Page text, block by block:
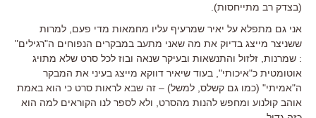
(בצדק רב מתייחסות).
אני גם מתפלא על יאיר שמרעיף עליו מחמאות מדי פעם, למרות
ששניצר מייצג בדיוק את מה שאני מתעב במבקרים הנפוחים ה"רגילים"
: שמרנות, זלזול והתנשאות ובעיקר שנאה ובוז לכל סרט שלא מתויג
אוטומטית כ"איכותי", בעוד שיאיר דווקא מייצג בעיני את המבקר
ה"אמיתי" (כמו גם קשלס, למשל) – זה שבא לראות סרט כי הוא באמת
אוהב קולנוע ומחפש להנות מהסרט, ולא לספר לנו הקוראים למה הוא